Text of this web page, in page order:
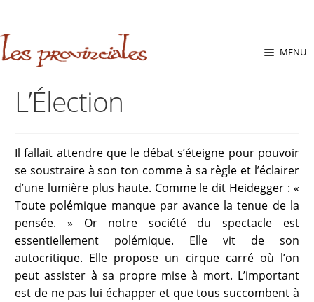
Aller
à
navigation
Aller
au
MENU
L’Élection
Il fallait attendre que le débat s’éteigne pour pouvoir
se soustraire à son ton comme à sa règle et l’éclairer
d’une lumière plus haute. Comme le dit Heidegger : «
Toute polémique manque par avance la tenue de la
pensée. » Or notre société du spectacle est
essentiellement polémique. Elle vit de son
autocritique. Elle propose un cirque carré où l’on
peut assister à sa propre mise à mort. L’important
est de ne pas lui échapper et que tous succombent à